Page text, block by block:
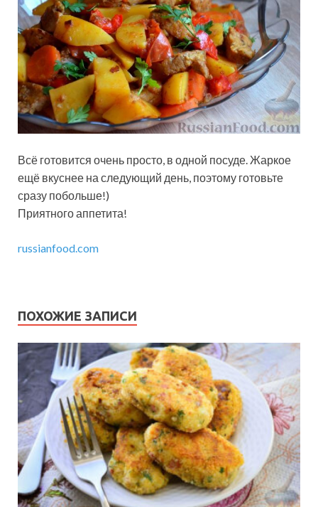
Всё готовится очень просто, в одной посуде. Жаркое
ещё вкуснее на следующий день, поэтому готовьте
сразу побольше!)
Приятного аппетита!
russianfood.com
ПОХОЖИЕ ЗАПИСИ